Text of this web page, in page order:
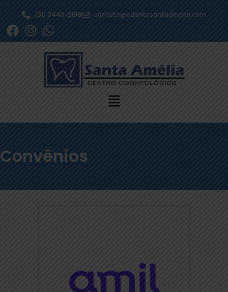
(31) 3443-2199 contato@odontosantaamelia.com
Convênios